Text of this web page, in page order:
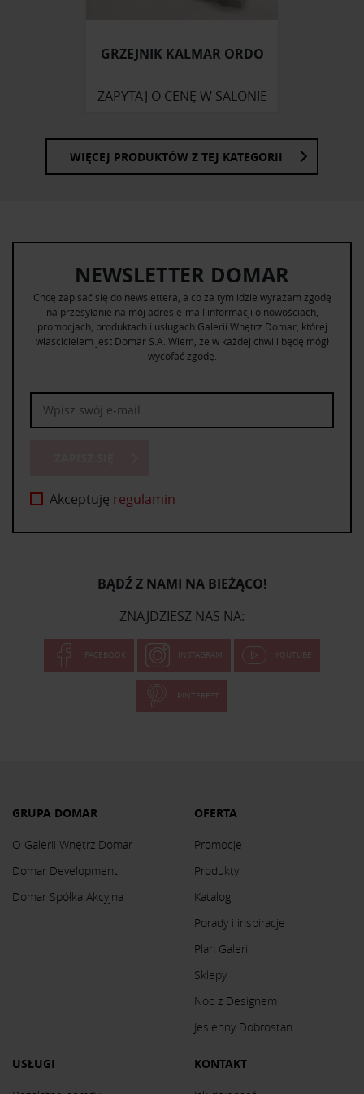
GRZEJNIK KALMAR ORDO
ZAPYTAJ O CENĘ W SALONIE
WIĘCEJ PRODUKTÓW Z TEJ KATEGORII
NEWSLETTER DOMAR
Chcę zapisać się do newslettera, a co za tym idzie wyrażam zgodę
na przesyłanie na mój adres e-mail informacji o nowościach,
promocjach, produktach i usługach Galerii Wnętrz Domar, której
właścicielem jest Domar S.A. Wiem, że w każdej chwili będę mógł
wycofać zgodę.
Akceptuję regulamin
BĄDŹ Z NAMI NA BIEŻĄCO!
ZNAJDZIESZ NAS NA:
FACEBOOK INSTAGRAM YOUTUBE
PINTEREST
GRUPA DOMAR
O Galerii Wnętrz Domar
Domar Development
Domar Spółka Akcyjna
OFERTA
Promocje
Produkty
Katalog
Porady i inspiracje
Plan Galerii
Sklepy
Noc z Designem
Jesienny Dobrostan
USŁUGI KONTAKT